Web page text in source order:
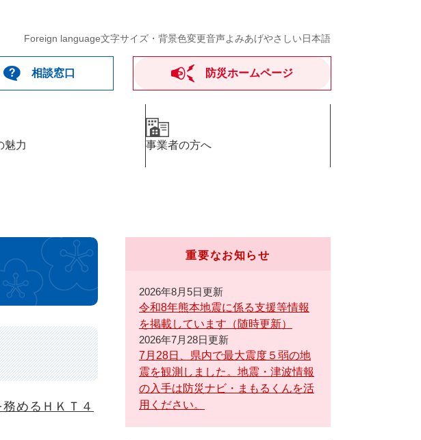
Foreign language文字サイズ・背景色変更音声よみあげやさしい日本語
相談窓口 防災ホームページ
魅力 事業者の方へ
めるＨＫＴ４
重要なお知らせ
2026年8月5日更新
令和8年熊本地震に係る支援等情報
を掲載しています（随時更新）
2026年7月28日更新
7月28日、県内で最大震度５弱の地
震を観測しました。地震・津波情報
の入手は防災ナビ・まもるくんを活
用ください。